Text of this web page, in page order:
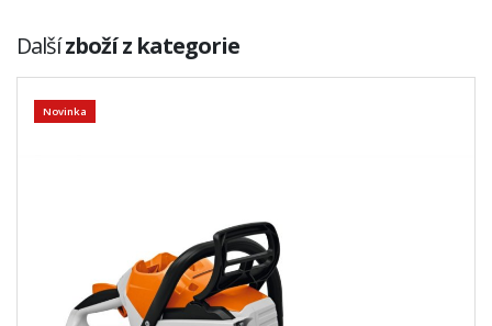
Dalšízboží z kategorie
Novinka